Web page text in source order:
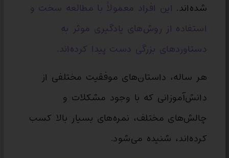
شده‌اند. این افراد معمولاً با مطالعه سخت و
استفاده از روش‌های یادگیری موثر به
دستاوردهای بزرگی دست پیدا کرده‌اند.
هر ساله، داستان‌های موفقیت مختلفی از
دانش‌آموزانی که با وجود مشکلات و
چالش‌های مختلف، نمره‌های بسیار بالا کسب
کرده‌اند، شنیده می‌شود.